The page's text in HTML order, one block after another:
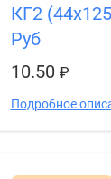
КГ2
Руб
10.50 ₽
Подробное